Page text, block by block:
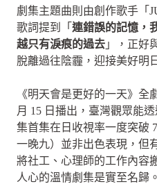
劇集主題曲則由創作歌手「
歌詞提到「 連錯誤的記憶，
越只有淚痕的過去 」，正好
脫離過往陰霾，迎接美好明
《明天會是更好的一天》全
月 15 日播出，臺灣觀眾能
集首集在日收視率一度突破
一晚九）並非出色表現，但
將社工、心理師的工作內容
人心的溫情劇集是實至名歸。